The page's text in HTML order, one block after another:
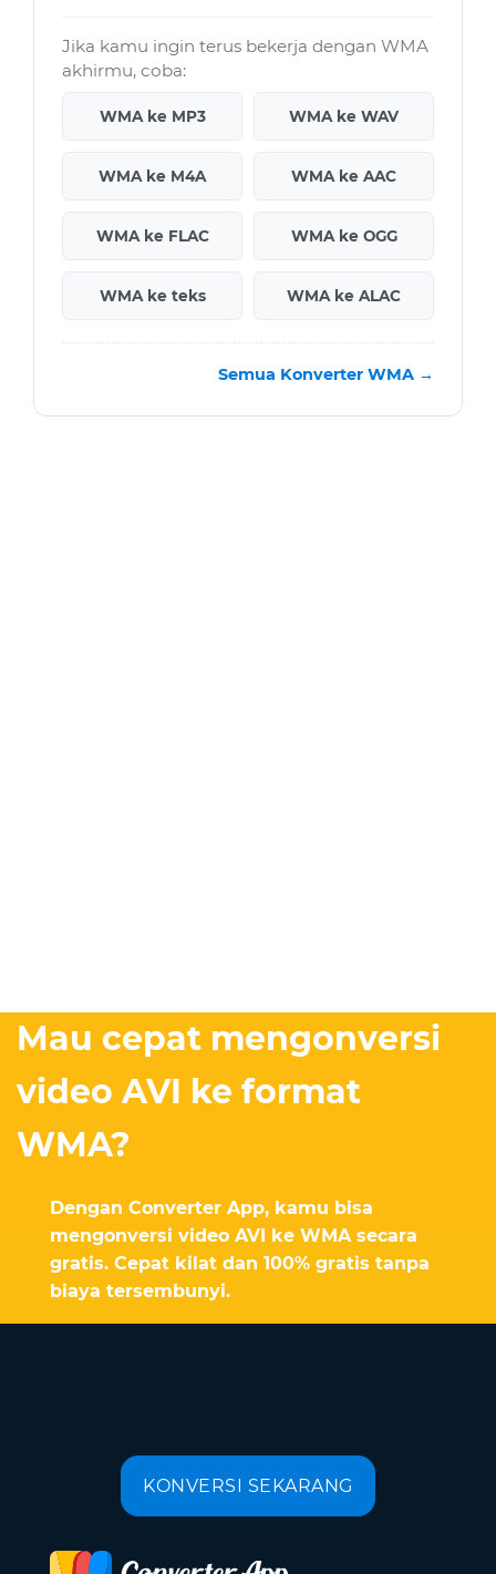
Jika kamu ingin terus bekerja dengan WMA
akhirmu, coba:
WMA ke MP3 WMA ke WAV
WMA ke M4A WMA ke AAC
WMA ke FLAC WMA ke OGG
WMA ke teks WMA ke ALAC
Semua Konverter WMA →
Mau cepat mengonversi
video AVI ke format
WMA?
Dengan Converter App, kamu bisa
mengonversi video AVI ke WMA secara
gratis. Cepat kilat dan 100% gratis tanpa
biaya tersembunyi.
KONVERSI SEKARANG